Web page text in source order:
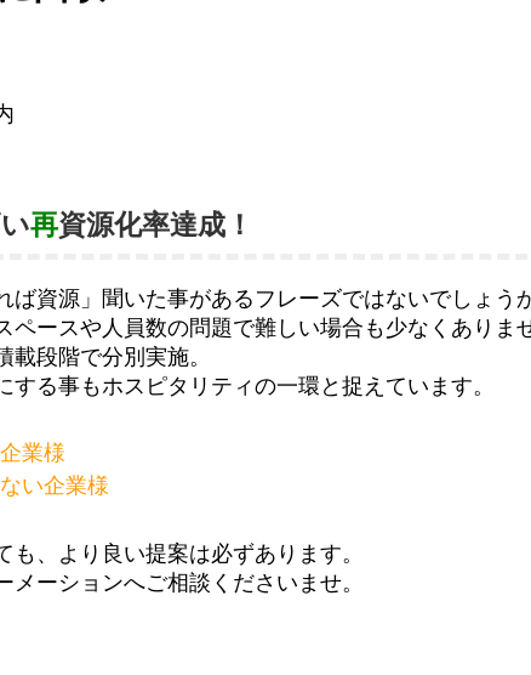
再資源化率達成！
ば資源」聞いた事があるフレーズではないでしょう
ペースや人員数の問題で難しい場合も少なくありま
載段階で分別実施。
する事もホスピタリティの一環と捉えています。
業様
い企業様
も、より良い提案は必ずあります。
メーションへご相談くださいませ。